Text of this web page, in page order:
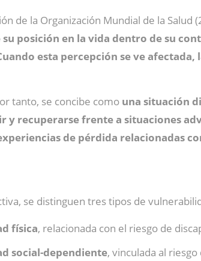
de la Organización Mundial de la
posición en la vida dentro de su
esta percepción se ve
tanto, se concibe como una situación
y recuperarse frente a situaciones
de pérdida relacionadas
se distinguen tres tipos de
física, relacionada con el riesgo de
social-dependiente, vinculada al